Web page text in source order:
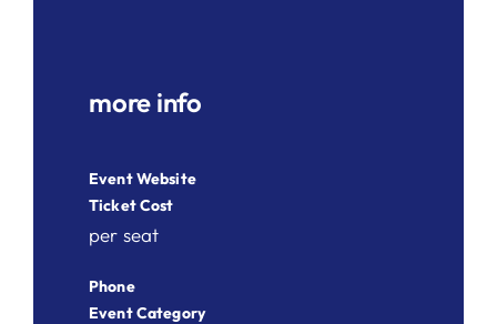
more info
Event Website
Ticket Cost
per seat
Phone
Event Category